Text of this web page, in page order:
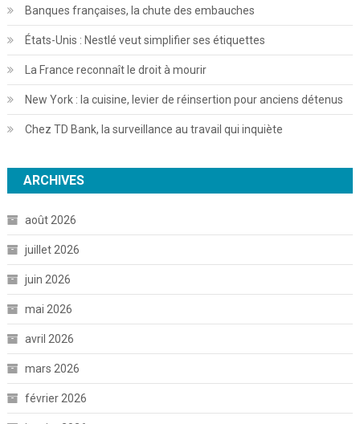
Banques françaises, la chute des embauches
États-Unis : Nestlé veut simplifier ses étiquettes
La France reconnaît le droit à mourir
New York : la cuisine, levier de réinsertion pour anciens détenus
Chez TD Bank, la surveillance au travail qui inquiète
ARCHIVES
août 2026
juillet 2026
juin 2026
mai 2026
avril 2026
mars 2026
février 2026